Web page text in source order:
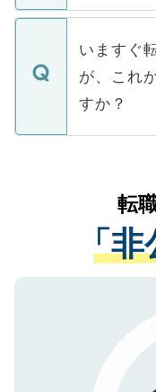
関を公にし
に、医療機
みを人材紹
ています。
定を承諾す
の辞退の連
ますので、
個人情報が
で、ご安心
などで収集
ご本人のキ
支援を目的
ているすべ
は、個人情
管理基準を
る、プライ
ご登録いた
で、機密保
いますぐ
が、これ
すか？
かがいして
経験をまじ
させていた
ない方には
ので、まず
転
「